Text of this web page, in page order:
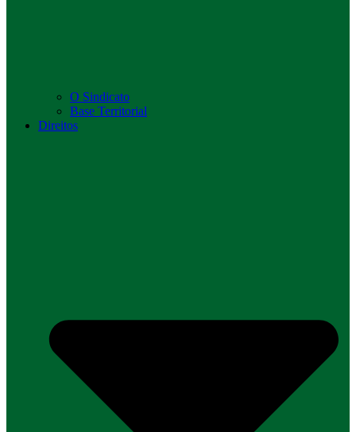
O Sindicato
Base Territorial
Direitos